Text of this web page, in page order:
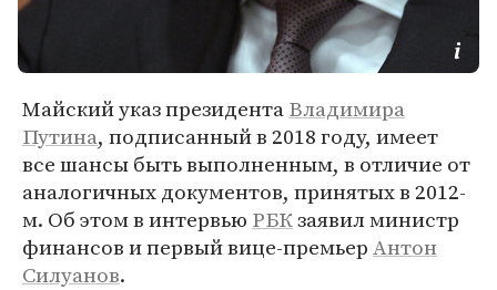
Майский указ президентаВладимира
Путина, подписанный в 2018 году, имеет
все шансы быть выполненным, в отличие от
аналогичных документов, принятых в 2012-
м. Об этом в интервью РБКзаявил министр
финансов и первый вице-премьерАнтон
Силуанов.